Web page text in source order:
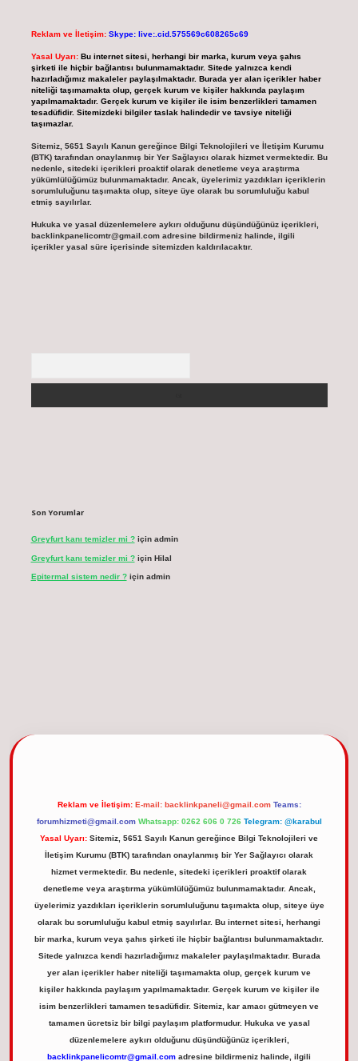
Reklam ve İletişim: Skype: live:.cid.575569c608265c69
Yasal Uyarı: Bu internet sitesi, herhangi bir marka, kurum veya şahıs
şirketi ile hiçbir bağlantısı bulunmamaktadır. Sitede yalnızca kendi
hazırladığımız makaleler paylaşılmaktadır. Burada yer alan içerikler haber
niteliği taşımamakta olup, gerçek kurum ve kişiler hakkında paylaşım
yapılmamaktadır. Gerçek kurum ve kişiler ile isim benzerlikleri tamamen
tesadüfidir. Sitemizdeki bilgiler taslak halindedir ve tavsiye niteliği
taşımazlar.
Sitemiz, 5651 Sayılı Kanun gereğince Bilgi Teknolojileri ve İletişim Kurumu
(BTK) tarafından onaylanmış bir Yer Sağlayıcı olarak hizmet vermektedir. Bu
nedenle, sitedeki içerikleri proaktif olarak denetleme veya araştırma
yükümlülüğümüz bulunmamaktadır. Ancak, üyelerimiz yazdıkları içeriklerin
sorumluluğunu taşımakta olup, siteye üye olarak bu sorumluluğu kabul
etmiş sayılırlar.
Hukuka ve yasal düzenlemelere aykırı olduğunu düşündüğünüz içerikleri,
backlinkpanelicomtr@gmail.comadresine bildirmeniz halinde, ilgili
içerikler yasal süre içerisinde sitemizden kaldırılacaktır.
Son Yorumlar
Greyfurt kanı temizler mi ?için admin
Greyfurt kanı temizler mi ?için Hilal
Epitermal sistem nedir ?için admin
Reklam ve İletişim: E-mail: backlinkpaneli@gmail.com Teams:
forumhizmeti@gmail.com Whatsapp: 0262 606 0 726 Telegram: @karabul
Yasal Uyarı: Sitemiz, 5651 Sayılı Kanun gereğince Bilgi Teknolojileri ve
İletişim Kurumu (BTK) tarafından onaylanmış bir Yer Sağlayıcı olarak
hizmet vermektedir. Bu nedenle, sitedeki içerikleri proaktif olarak
denetleme veya araştırma yükümlülüğümüz bulunmamaktadır. Ancak,
üyelerimiz yazdıkları içeriklerin sorumluluğunu taşımakta olup, siteye üye
olarak bu sorumluluğu kabul etmiş sayılırlar. Bu internet sitesi, herhangi
bir marka, kurum veya şahıs şirketi ile hiçbir bağlantısı bulunmamaktadır.
Sitede yalnızca kendi hazırladığımız makaleler paylaşılmaktadır. Burada
yer alan içerikler haber niteliği taşımamakta olup, gerçek kurum ve
kişiler hakkında paylaşım yapılmamaktadır. Gerçek kurum ve kişiler ile
isim benzerlikleri tamamen tesadüfidir. Sitemiz, kar amacı gütmeyen ve
tamamen ücretsiz bir bilgi paylaşım platformudur. Hukuka ve yasal
düzenlemelere aykırı olduğunu düşündüğünüz içerikleri,
backlinkpanelicomtr@gmail.com adresine bildirmeniz halinde, ilgili